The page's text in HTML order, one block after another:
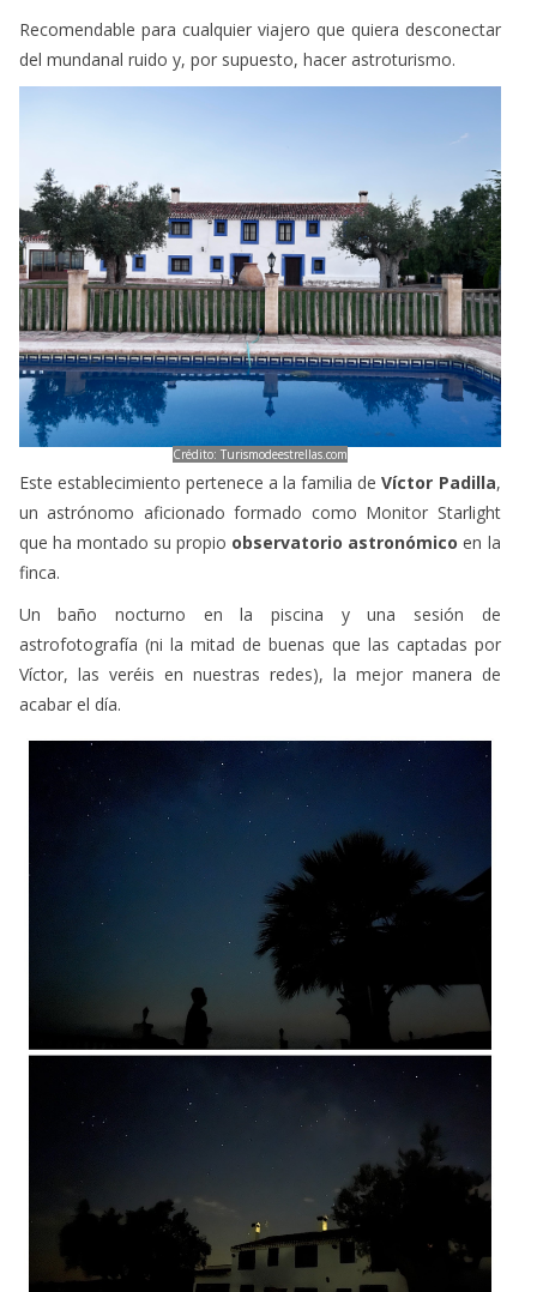
Recomendable para cualquier viajero que quiera desconectar
del mundanal ruido y, por supuesto, hacer astroturismo.
Crédito: Turismodeestrellas.com
Este establecimiento pertenece a la familia deVíctor Padilla,
un astrónomo aficionado formado como Monitor Starlight
que ha montado su propio observatorio astronómico en la
finca.
Un baño nocturno en la piscina y una sesión de
astrofotografía (ni la mitad de buenas que las captadas por
Víctor, las veréis en nuestras redes), la mejor manera de
acabar el día.